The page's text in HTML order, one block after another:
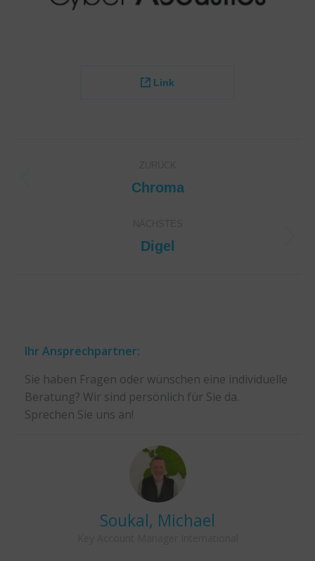
Link
Previous
Chroma
Next
Digel
Ihr Ansprechpartner:
Sie haben Fragen oder wünschen eine individuelle
Beratung? Wir sind persönlich für Sie da.
Sprechen Sie uns an!
Soukal, Michael